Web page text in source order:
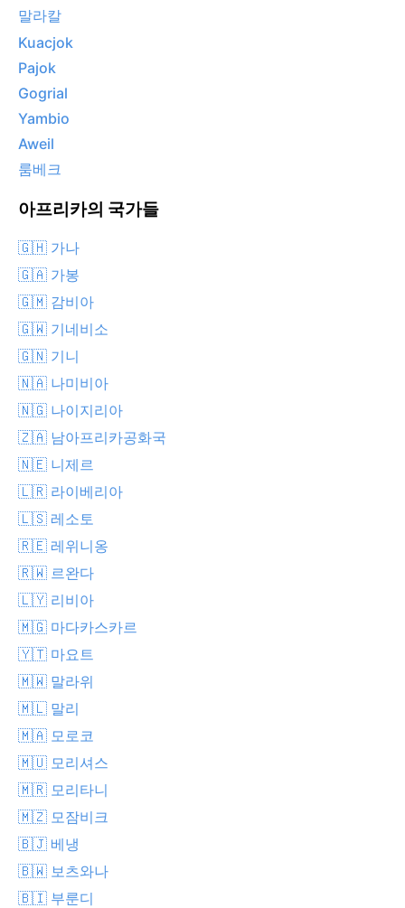
말라칼
Kuacjok
Pajok
Gogrial
Yambio
Aweil
룸베크
아프리카의 국가들
🇬🇭 가나
🇬🇦 가봉
🇬🇲 감비아
🇬🇼 기네비소
🇬🇳 기니
🇳🇦 나미비아
🇳🇬 나이지리아
🇿🇦 남아프리카공화국
🇳🇪 니제르
🇱🇷 라이베리아
🇱🇸 레소토
🇷🇪 레위니옹
🇷🇼 르완다
🇱🇾 리비아
🇲🇬 마다카스카르
🇾🇹 마요트
🇲🇼 말라위
🇲🇱 말리
🇲🇦 모로코
🇲🇺 모리셔스
🇲🇷 모리타니
🇲🇿 모잠비크
🇧🇯 베냉
🇧🇼 보츠와나
🇧🇮 부룬디